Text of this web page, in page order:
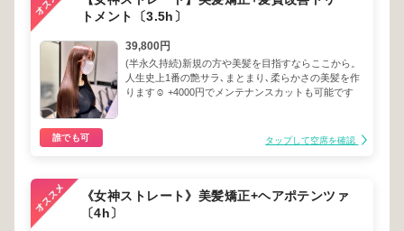
トメント〔3.5h〕
39,800円
(半永久持続)新規の方や美髪を目指すならここから。
人生史上1番の艶サラ､まとまり､柔らかさの美髪を作
ります☺︎ +4000円でメンテナンスカットも可能です
誰でも可 タップして空席を確認
《女神ストレート》美髪矯正+ヘアポテンツァ
〔4h〕